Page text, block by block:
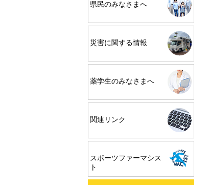
県民のみなさまへ
災害に関する情報
薬学生のみなさまへ
関連リンク
スポーツファーマシス
ト